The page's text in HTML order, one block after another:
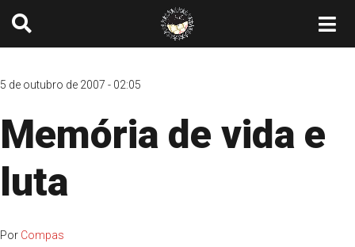
5 de outubro de 2007 - 02:05
Memória de vida e
luta
Por Compas